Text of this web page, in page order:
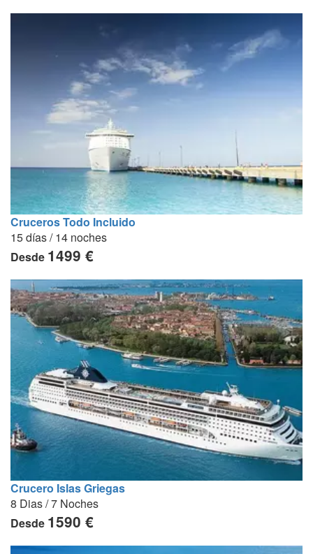
Cruceros Todo Incluido
15 días / 14 noches
Desde 1499 €
Crucero Islas Griegas
8 Dias / 7 Noches
Desde 1590 €